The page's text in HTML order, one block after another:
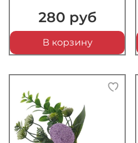
280 руб
В корзину